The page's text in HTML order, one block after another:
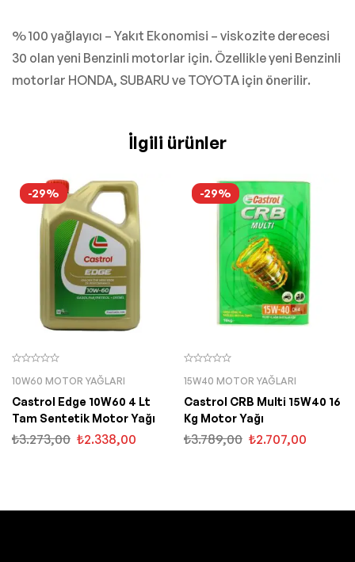
% 100 yağlayıcı – Yakıt Ekonomisi – viskozite derecesi
30 olan yeni Benzinli motorlar için. Özellikle yeni Benzinli
motorlar HONDA, SUBARU ve TOYOTA için önerilir.
İlgili ürünler
-29%
10W60 MOTOR YAĞLARI
Castrol Edge 10W60 4 Lt
Tam Sentetik Motor Yağı
₺3.273,00 ₺2.338,00
-29%
15W40 MOTOR YAĞLARI
Castrol CRB Multi 15W40 16
Kg Motor Yağı
₺3.789,00 ₺2.707,00